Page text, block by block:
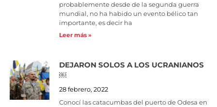
probablemente desde de la segunda guerra
mundial, no ha habido un evento bélico tan
importante, es decir ha
Leer más »
DEJARON SOLOS A LOS UCRANIANOS
￼
28 febrero, 2022
Conocí las catacumbas del puerto de Odesa en